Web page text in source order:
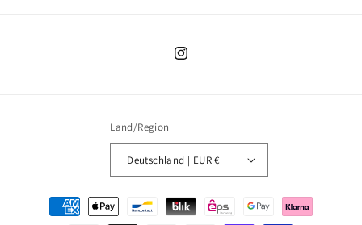
Instagram
Land/Region
Deutschland | EUR €
Zahlungsmethoden